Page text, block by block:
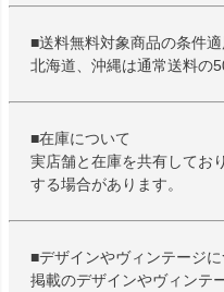
■送料無料対象商品の条件
北海道、沖縄は通常送料の
■在庫について
実店舗と在庫を共有してお
する場合があります。
■デザインやヴィンテージに
掲載のデザインやヴィンテ